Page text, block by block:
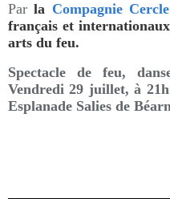
Parla Compagnie
français et
arts du feu.
Spectacle de feu,
Vendredi 29 juillet, à
Esplanade Salies de